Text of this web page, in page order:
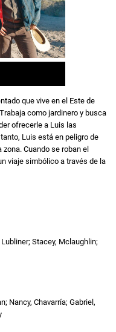
que vive en el Este de
como jardinero y busca
ofrecerle a Luis las
Luis está en peligro de
Cuando se roban el
viaje simbólico a través de la
Stacey, Mclaughlin;
Nancy, Chavarría; Gabriel,